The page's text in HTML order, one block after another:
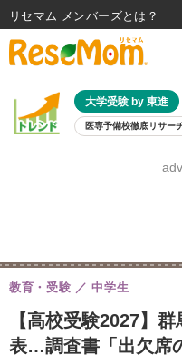
大学受験 by 東進
医専予備校徹底リサー
8月開催
【高校受験2027】
表…調査書「出欠席
教育・受験 中学生
リセマム メンバーズ